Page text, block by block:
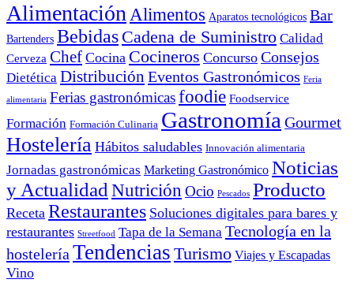
AlimentaciónAlimentos Aparatos tecnológicos Bar
Bartenders Bebidas Cadena de Suministro Calidad
Cerveza Chef Cocina Cocineros Concurso Consejos
Dietética Distribución Eventos Gastronómicos Feria
alimentaria Ferias gastronómicasfoodie Foodservice
Formación Formación Culinaria Gastronomía Gourmet
Hostelería Hábitos saludables Innovación alimentaria
Jornadas gastronómicas Marketing Gastronómico Noticias
y Actualidad Nutrición Ocio Pescados Producto
Receta Restaurantes Soluciones digitales para bares y
restaurantes Streetfood Tapa de la Semana Tecnología en la
hostelería Tendencias Turismo Viajes y Escapadas
Vino